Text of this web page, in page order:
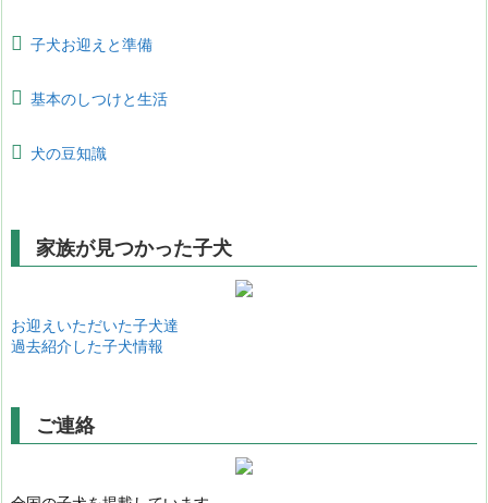
子犬お迎えと準備
基本のしつけと生活
犬の豆知識
家族が見つかった子犬
お迎えいただいた子犬達
過去紹介した子犬情報
ご連絡